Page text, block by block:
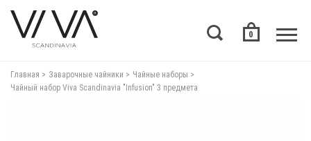
0
Главная Заварочные чайники
Чайные наборы
Чайный набор Viva Scandinavia "Infusion" 3 предмета